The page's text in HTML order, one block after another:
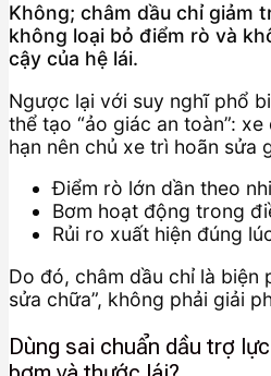
Không; châm dầu chỉ giảm
không loại bỏ điểm rò và
cậy của hệ lái.
Ngược lại với suy nghĩ phổ
thể tạo “ảo giác an toàn”:
hạn nên chủ xe trì hoãn sửa
Điểm rò lớn dần theo
Bơm hoạt động trong
Rủi ro xuất hiện đúng
Do đó, châm dầu chỉ là biện
sửa chữa”, không phải giải
Dùng sai chuẩn dầu trợ